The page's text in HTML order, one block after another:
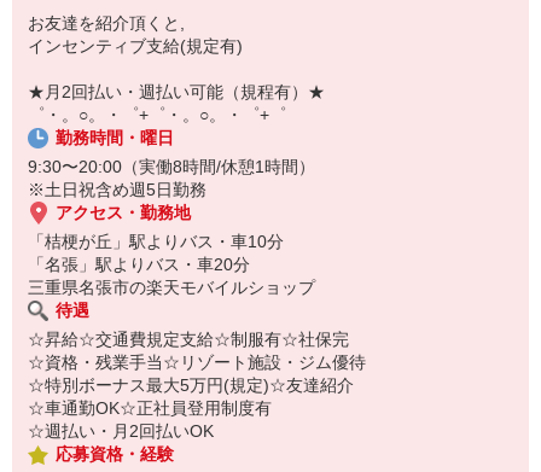
【スマホ面接実施中】
￣￣￣￣￣￣￣￣￣
自宅に居ながらスマホでカンタン面接OK！
オンライン面談なのでスピード対応。
即日登録もOK♪
気になった方はお気軽にご相談ください！
お友達を紹介頂くと,
インセンティブ支給(規定有)
★月2回払い・週払い可能（規程有）★
゜・。○。・゜+゜・。○。・゜+゜
勤務時間・曜日
9:30〜20:00（実働8時間/休憩1時間）
※土日祝含め週5日勤務
アクセス・勤務地
「桔梗が丘」駅よりバス・車10分
「名張」駅よりバス・車20分
三重県名張市の楽天モバイルショップ
待遇
☆昇給☆交通費規定支給☆制服有☆社保完
☆資格・残業手当☆リゾート施設・ジム優待
☆特別ボーナス最大5万円(規定)☆友達紹介
☆車通勤OK☆正社員登用制度有
☆週払い・月2回払いOK
応募資格・経験